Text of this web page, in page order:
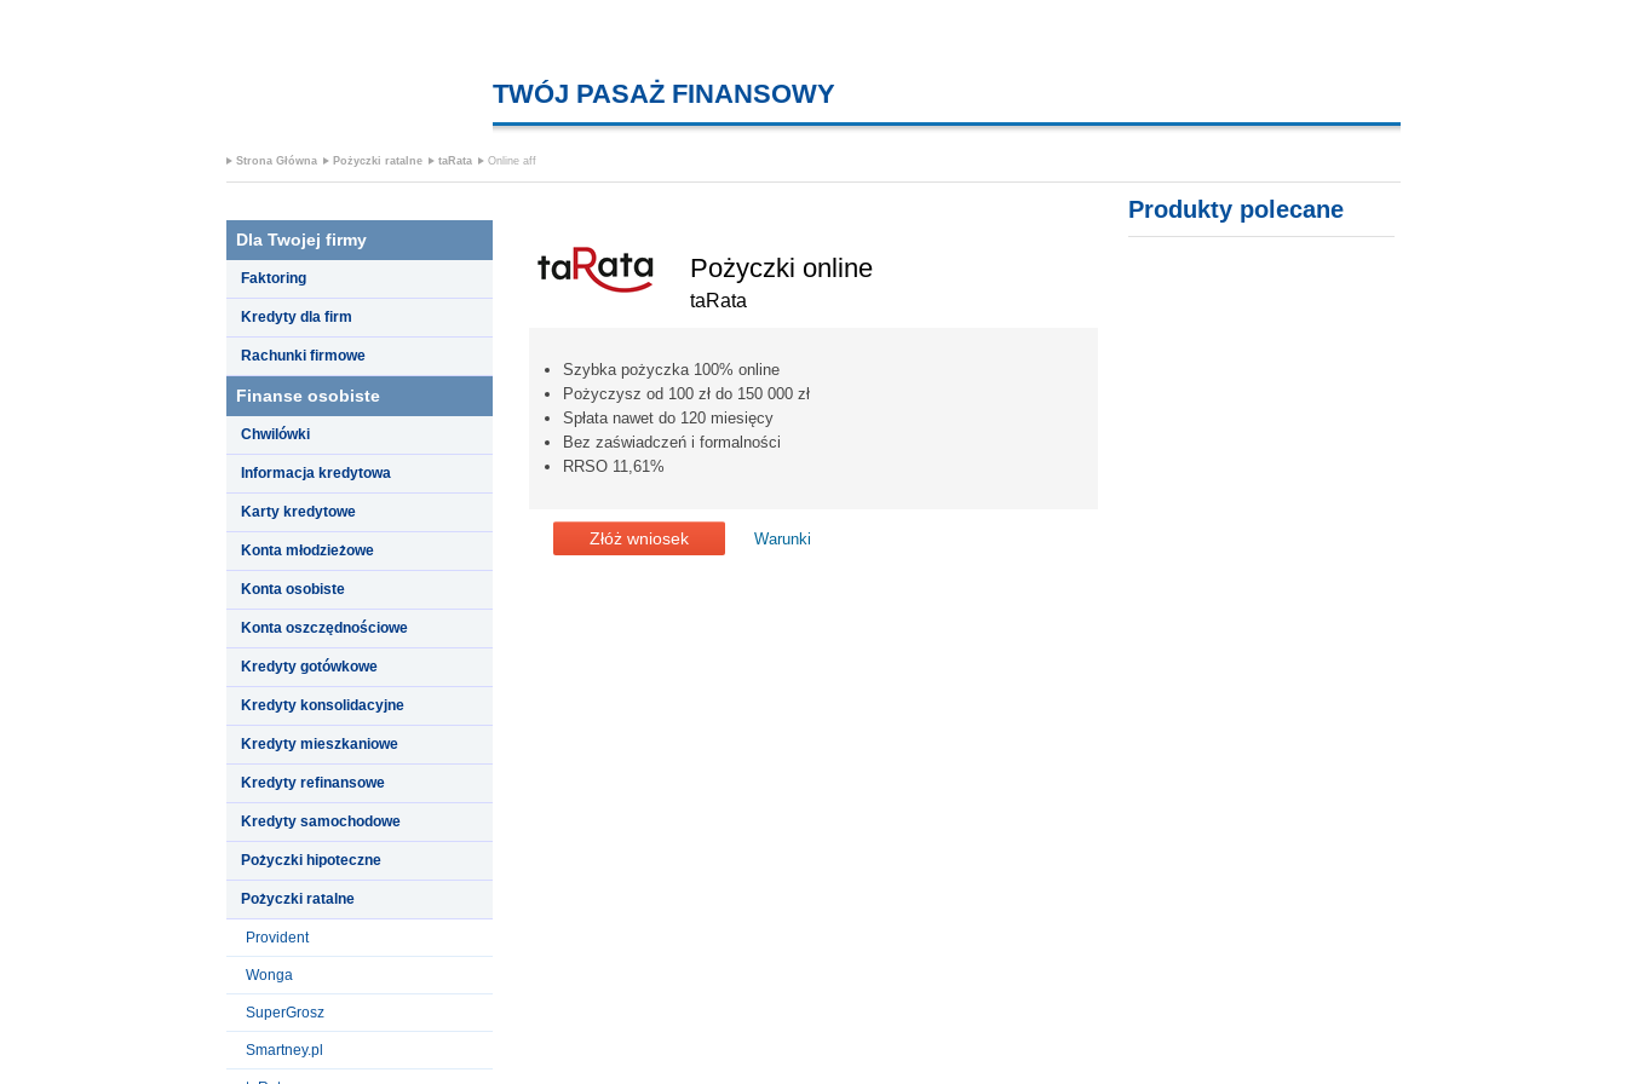
TWÓJ PASAŻ FINANSOWY
Strona Główna Pożyczki ratalne taRata Online aff
Dla Twojej firmy
Faktoring
Kredyty dla firm
Rachunki firmowe
Finanse osobiste
Chwilówki
Informacja kredytowa
Karty kredytowe
Konta młodzieżowe
Konta osobiste
Konta oszczędnościowe
Kredyty gotówkowe
Kredyty konsolidacyjne
Kredyty mieszkaniowe
Kredyty refinansowe
Kredyty samochodowe
Pożyczki hipoteczne
Pożyczki ratalne
Provident
Wonga
SuperGrosz
Smartney.pl
Pożyczki online
taRata
Szybka pożyczka 100% online
Pożyczysz od 100 zł do 150 000 zł
Spłata nawet do 120 miesięcy
Bez zaświadczeń i formalności
RRSO 11,61%
Złóż wniosek Warunki
Produkty polecane